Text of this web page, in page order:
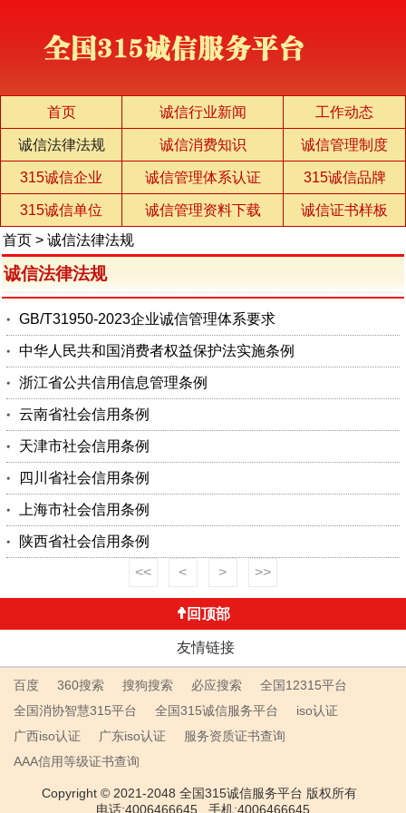
首页 诚信行业新闻 工作动态
诚信法律法规 诚信消费知识 诚信管理制度
315诚信企业 诚信管理体系认证 315诚信品牌
315诚信单位 诚信管理资料下载
诚信证书样板
首页 > 诚信法律法规
诚信法律法规
GB/T31950-2023企业诚信管理体系要求
中华人民共和国消费者权益保护法实施条例
浙江省公共信用信息管理条例
云南省社会信用条例
天津市社会信用条例
四川省社会信用条例
上海市社会信用条例
陕西省社会信用条例
<<
< > >>
回顶部
友情链接
百度 360搜索 搜狗搜索 必应搜索
全国12315平台
全国消协智慧315平台
全国315诚信服务平台
iso认证
广西iso认证
广东iso认证
服务资质证书查询
AAA信用等级证书查询
Copyright © 2021-2048 全国315诚信服务平台 版权所有
电话:4006466645 手机:4006466645